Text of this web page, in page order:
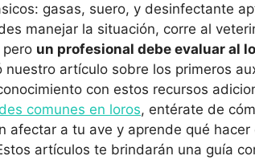
gasas, suero, y desinfectante
manejar la situación, corre al
pero un profesional debe evaluar al
artículo sobre los primeros
con estos recursos
comunes en loros, entérate de
afectar a tu ave y aprende qué
artículos te brindarán una guía